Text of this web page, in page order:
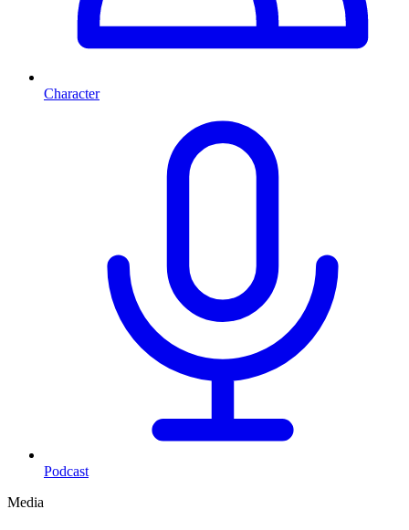
Character
Podcast
Media